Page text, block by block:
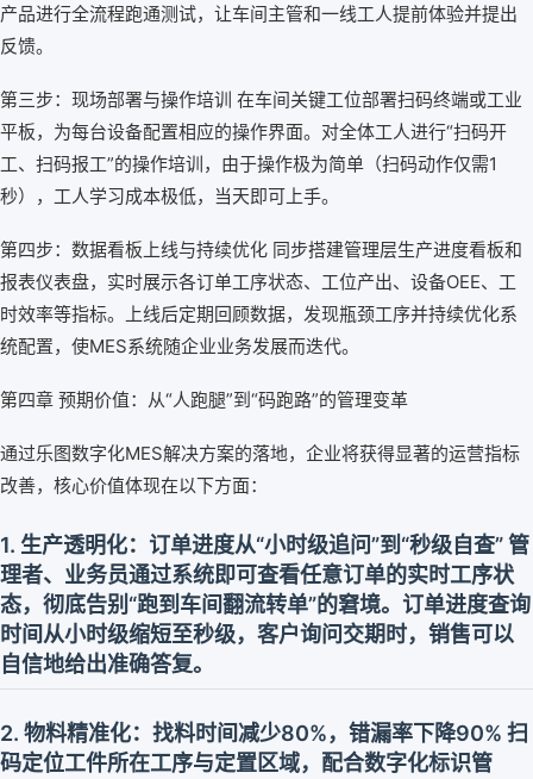
产品进行全流程跑通测试，让车间主管和一线工人提前体验并提出
反馈。
第三步：现场部署与操作培训 在车间关键工位部署扫码终端或工业
平板，为每台设备配置相应的操作界面。对全体工人进行“扫码开
工、扫码报工”的操作培训，由于操作极为简单（扫码动作仅需1
秒），工人学习成本极低，当天即可上手。
第四步：数据看板上线与持续优化 同步搭建管理层生产进度看板和
报表仪表盘，实时展示各订单工序状态、工位产出、设备OEE、工
时效率等指标。上线后定期回顾数据，发现瓶颈工序并持续优化系
统配置，使MES系统随企业业务发展而迭代。
第四章 预期价值：从“人跑腿”到“码跑路”的管理变革
通过乐图数字化MES解决方案的落地，企业将获得显著的运营指标
改善，核心价值体现在以下方面：
1. 生产透明化：订单进度从“小时级追问”到“秒级自查” 管
理者、业务员通过系统即可查看任意订单的实时工序状
态，彻底告别“跑到车间翻流转单”的窘境。订单进度查询
时间从小时级缩短至秒级，客户询问交期时，销售可以
自信地给出准确答复。
2. 物料精准化：找料时间减少80%，错漏率下降90% 扫
码定位工件所在工序与定置区域，配合数字化标识管